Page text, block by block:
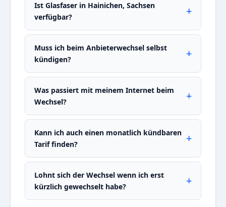
Ist Glasfaser in Hainichen, Sachsen
verfügbar?
Muss ich beim Anbieterwechsel selbst
kündigen?
Was passiert mit meinem Internet beim
Wechsel?
Kann ich auch einen monatlich kündbaren
Tarif finden?
Lohnt sich der Wechsel wenn ich erst
kürzlich gewechselt habe?